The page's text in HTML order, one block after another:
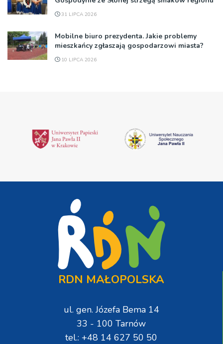
31 LIPCA 2026
Mobilne biuro prezydenta. Jakie problemy
mieszkańcy zgłaszają gospodarzowi miasta?
10 LIPCA 2026
RDN MAŁOPOLSKA
ul. gen. Józefa Bema 14
33 - 100 Tarnów
tel.: +48 14 627 50 50